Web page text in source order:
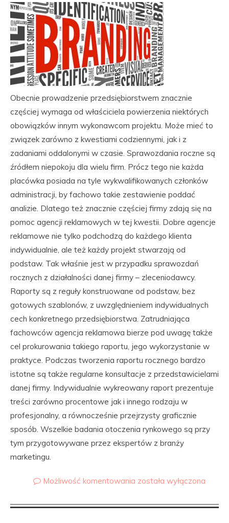
Obecnie prowadzenie przedsiębiorstwem znacznie
częściej wymaga od właściciela powierzenia niektórych
obowiązków innym wykonawcom projektu. Może mieć to
związek zarówno z kwestiami codziennymi, jak i z
zadaniami oddalonymi w czasie. Sprawozdania roczne są
źródłem niepokoju dla wielu firm. Prócz tego nie każda
placówka posiada na tyle wykwalifikowanych członków
administracji, by fachowo takie zestawienie poddać
analizie. Dlatego też znacznie częściej firmy zdają się na
pomoc agencji reklamowych w tej kwestii. Dobre agencje
reklamowe nie tylko podchodzą do każdego klienta
indywidualnie, ale też każdy projekt stwarzają od
podstaw. Tak właśnie jest w przypadku sprawozdań
rocznych z działalności danej firmy – zleceniodawcy.
Raporty są z reguły konstruowane od podstaw, bez
gotowych szablonów, z uwzględnieniem indywidualnych
cech konkretnego przedsiębiorstwa. Zatrudniająca
fachowców agencja reklamowa bierze pod uwagę także
cel prokurowania takiego raportu, jego wykorzystanie w
praktyce. Podczas tworzenia raportu rocznego bardzo
istotne są także regularne konsultacje z przedstawicielami
danej firmy. Indywidualnie wykreowany raport prezentuje
treści zarówno procentowe jak i innego rodzaju w
profesjonalny, a równocześnie przejrzysty graficznie
sposób. Wszelkie badania otoczenia rynkowego są przy
tym przygotowywane przez ekspertów z branży
marketingu.
Możliwość komentowania została wyłączona